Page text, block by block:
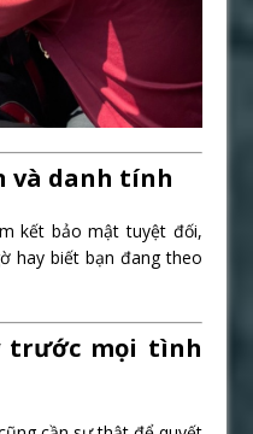
và danh tính
kết bảo mật tuyệt đối,
hay biết bạn đang theo
trước mọi tình